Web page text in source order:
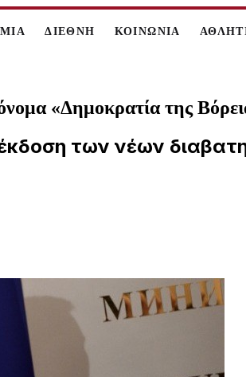
ΔΙΕΘΝΗ ΚΟΙΝΩΝΙΑ
«Δημοκρατία της
των νέων